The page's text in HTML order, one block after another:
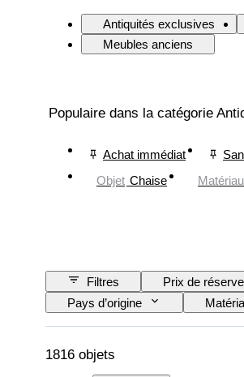
Antiquités exclusives
Meubles anciens
Populaire dans la catégorie
Achat immédiat
Objet Chaise Matériau
Filtres Prix de réserve
Pays d’origine
Couleur
Mouvement
1816 objets